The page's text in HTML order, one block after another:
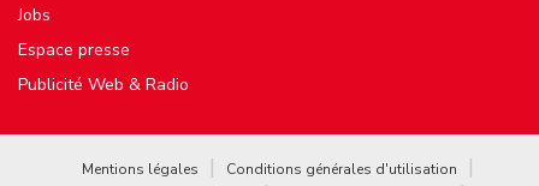
Jobs
Espace presse
Publicité Web & Radio
Mentions légales
Conditions générales d'utilisation